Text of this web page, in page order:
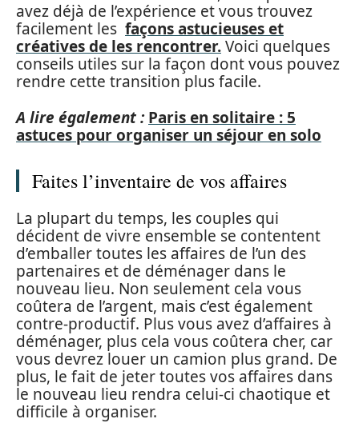
avez déjà de l’expérience et vous trouvez
facilement les façons astucieuses et
créatives de les rencontrer.Voici quelques
conseils utiles sur la façon dont vous pouvez
rendre cette transition plus facile.
A lire également : Paris en solitaire : 5
astuces pour organiser un séjour en solo
Faites l’inventaire de vos affaires
La plupart du temps, les couples qui
décident de vivre ensemble se contentent
d’emballer toutes les affaires de l’un des
partenaires et de déménager dans le
nouveau lieu. Non seulement cela vous
coûtera de l’argent, mais c’est également
contre-productif. Plus vous avez d’affaires à
déménager, plus cela vous coûtera cher, car
vous devrez louer un camion plus grand. De
plus, le fait de jeter toutes vos affaires dans
le nouveau lieu rendra celui-ci chaotique et
difficile à organiser.